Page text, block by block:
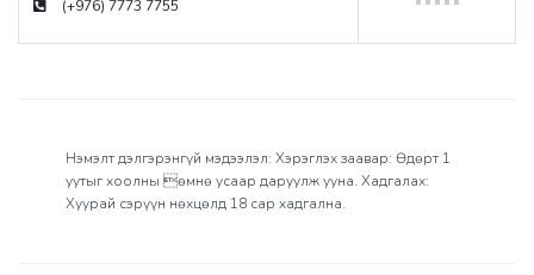
(+976) 7773 7755
Нэмэлт дэлгэрэнгүй мэдээлэл: Хэрэглэх заавар: Өдөрт 1
уутыг хоолны өмнө усаар даруулж ууна. Хадгалах:
Хуурай сэрүүн нөхцөлд 18 сар хадгална.